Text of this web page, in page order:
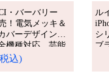
・バーバリー
！電気メッキ＆
バーデザイン。
機種対応。芸能
ブランド、耐衝
込)
ル
シ
ブ